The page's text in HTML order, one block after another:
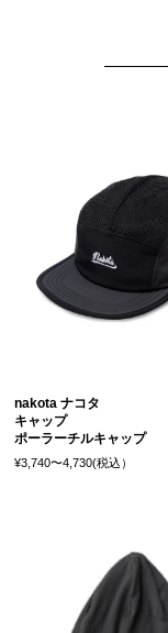
nakota ナコタ
キャップ
ポーラーチルキャップ
¥3,740〜4,730(税込）